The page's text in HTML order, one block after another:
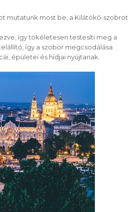
mutatunk most be, a Kilátókő-szobrot.
így tökéletesen testesíti meg a
így a szobor megcsodálása
épületei és hídjai nyújtanak.